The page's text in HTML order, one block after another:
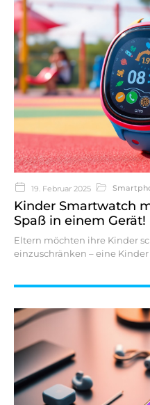
19. Februar 2025
Kinder Smartwatch
Spaß in einem Gerät!
Eltern möchten ihre Kinder
einzuschränken – eine Kinder